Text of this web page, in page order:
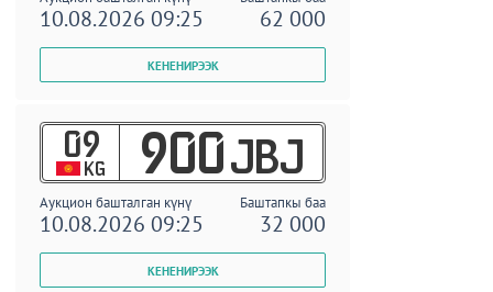
10.08.2026 09:25 62 000
09
KG 900 JBJ
Аукцион башталган күнү Баштапкы баа
10.08.2026 09:25 32 000